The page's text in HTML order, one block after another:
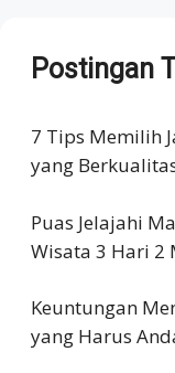
Postingan
7 Tips Memilih
yang
Puas Jelajahi
Wisata 3 Hari 2
Keuntungan
yang Harus